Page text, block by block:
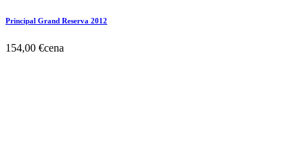
Principal Grand Reserva 2012
154,00 €cena